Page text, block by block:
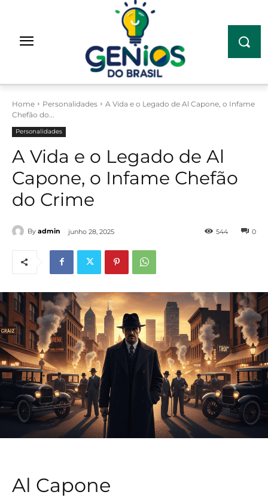
Home Personalidades
A Vida e o Legado de Al Capone, o Infame
Chefão do...
Personalidades
A Vida e o Legado de Al
Capone, o Infame Chefão
do Crime
By admin junho 28, 2025 0
544
Al Capone